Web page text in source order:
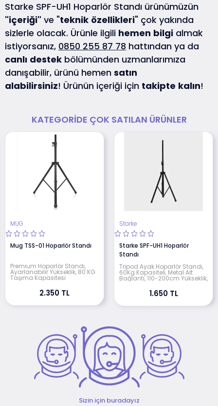
Starke SPF-UH1 Hoparlör Standı ürünümüzün
"içeriği" ve "teknik özellikleri" çok yakında
sizlerle olacak. Ürünle ilgili hemen bilgi almak
istiyorsanız, 0850 255 87 78 hattından ya da
canlı destek bölümünden uzmanlarımıza
danışabilir, ürünü hemen satın
alabilirsiniz! Ürünün içeriği için takipte kalın!
KATEGORIDE ÇOK SATILAN ÜRÜNLER
MUG
Mug TSS-01 Hoparlör Standı
Premium Hoparlör Standı,
Ayarlanabilir Yükseklik, 80 KG
Taşıma Kapasitesi
2.350 TL
Starke
Starke SPF-UH1 Hoparlör
Standı
Tripod Ayak Hoparlör Standı,
60Kg Kapasiteli, Metal Alt
Bağlantı, 110-200cm Yükseklik,
1.650 TL
Sizin için buradayız